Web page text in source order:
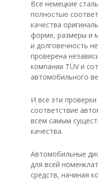
Все немецкие
полностью
качества
форме, размеры и
и долговечность
проверена
компании TÜV и
автомобильного
И все эти
соответствие
всем самым
качества.
Автомобильные
для всей
средств, начиная